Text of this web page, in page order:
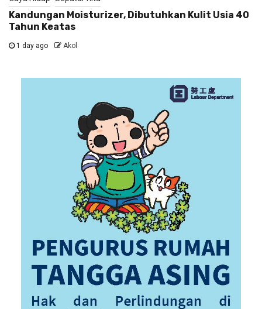
Kandungan Moisturizer, Dibutuhkan Kulit Usia 40
Tahun Keatas
1 day ago Akol